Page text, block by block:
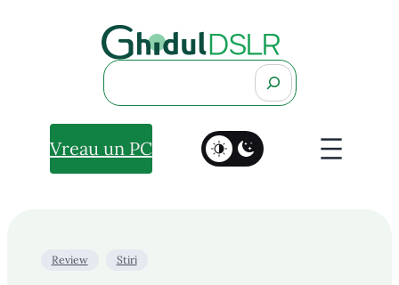
Search
Vreau un PC
Review Stiri